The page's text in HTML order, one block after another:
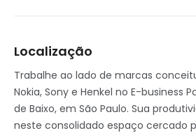
Localização
Trabalhe ao lado de marcas
Nokia, Sony e Henkel no E-business
de Baixo, em São Paulo. Sua
neste consolidado espaço cercado